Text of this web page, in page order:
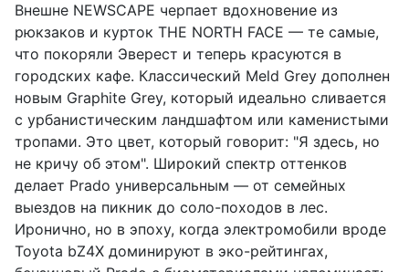
Внешне NEWSCAPE черпает вдохновение из
рюкзаков и курток THE NORTH FACE — те самые,
что покоряли Эверест и теперь красуются в
городских кафе. Классический Meld Grey дополнен
новым Graphite Grey, который идеально сливается
с урбанистическим ландшафтом или каменистыми
тропами. Это цвет, который говорит: "Я здесь, но
не кричу об этом". Широкий спектр оттенков
делает Prado универсальным — от семейных
выездов на пикник до соло-походов в лес.
Иронично, но в эпоху, когда электромобили вроде
Toyota bZ4X доминируют в эко-рейтингах,